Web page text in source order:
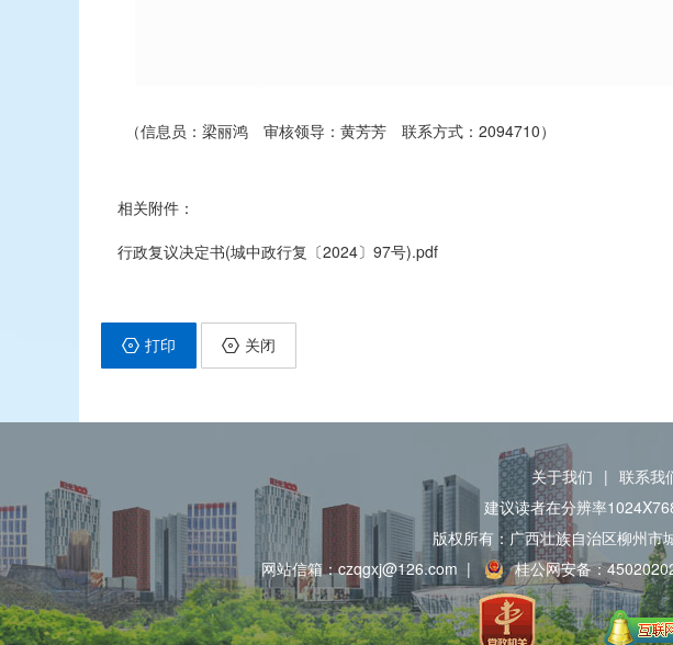
（信息员：梁丽鸿 审核领导：黄芳芳 联系方式：2094710）
相关附件：
行政复议决定书(城中政行复〔2024〕97号).pdf
打印 关闭
关于我们 | 联系我
建议读者在分辨率
版权所有：广西壮族自治区柳州市
网站信箱：czqgxj@126.com | 桂公网安备：